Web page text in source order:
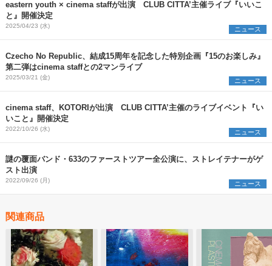
eastern youth × cinema staffが出演 CLUB CITTA’主催ライブ『いいこ
と』開催決定
2025/04/23 (水) ニュース
Czecho No Republic、結成15周年を記念した特別企画『15のお楽しみ』
第二弾はcinema staffとの2マンライブ
2025/03/21 (金) ニュース
cinema staff、KOTORIが出演 CLUB CITTA’主催のライブイベント『い
いこと』開催決定
2022/10/26 (水) ニュース
謎の覆面バンド・633のファーストツアー全公演に、ストレイテナーがゲ
スト出演
2022/09/26 (月) ニュース
関連商品